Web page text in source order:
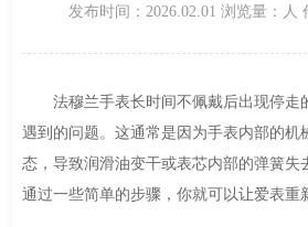
发布时间：2026.02.01 浏览量： 人
法穆兰手表长时间不佩戴后出现停走
遇到的问题。这通常是因为手表内部的机
态，导致润滑油变干或表芯内部的弹簧失
通过一些简单的步骤，你就可以让爱表重